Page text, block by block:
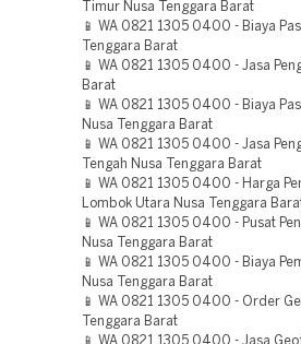
Timur Nusa Tenggara Barat
📱 WA 0821 1305 0400 - Biaya
Tenggara Barat
📱 WA 0821 1305 0400 - Jasa
Barat
📱 WA 0821 1305 0400 - Biaya
Nusa Tenggara Barat
📱 WA 0821 1305 0400 - Jasa
Tengah Nusa Tenggara Barat
📱 WA 0821 1305 0400 - Harga
Lombok Utara Nusa Tenggara
📱 WA 0821 1305 0400 - Pusat
Nusa Tenggara Barat
📱 WA 0821 1305 0400 - Biaya
Nusa Tenggara Barat
📱 WA 0821 1305 0400 - Order
Tenggara Barat
📱 WA 0821 1305 0400 - Jasa